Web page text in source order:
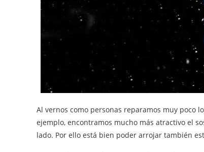
Al vernos como personas reparamos muy poco
ejemplo, encontramos mucho más atractivo el
lado. Por ello está bien poder arrojar también